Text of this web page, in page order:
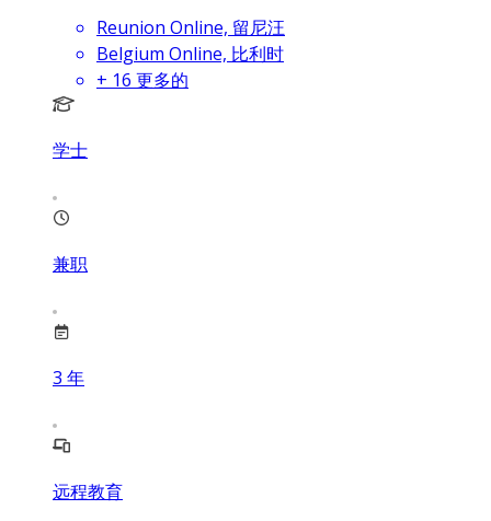
Reunion Online, 留尼汪
Belgium Online, 比利时
+ 16 更多的
学士
兼职
3 年
远程教育